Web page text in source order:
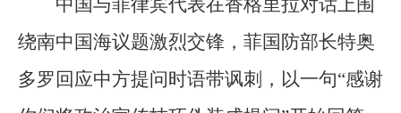
中国与菲律宾代表在香格里拉对话上围
绕南中国海议题激烈交锋，菲国防部长特奥
多罗回应中方提问时语带讽刺，以一句“感谢